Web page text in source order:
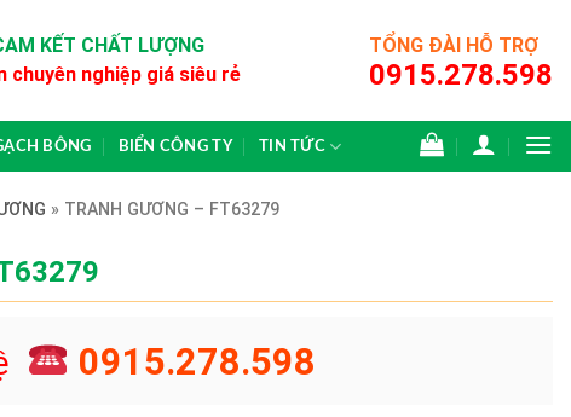
KẾT CHẤT LƯỢNG
chuyên nghiệp giá siêu rẻ
TỔNG ĐÀI HỖ TRỢ
0915.278.598
BÔNG BIỂN CÔNG TY TIN TỨC
» TRANH GƯƠNG – FT63279
0915.278.598